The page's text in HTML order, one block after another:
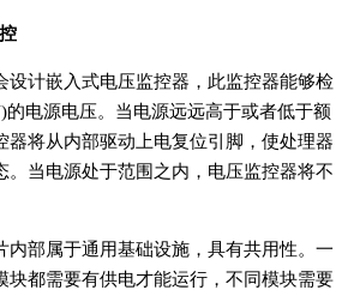
设计嵌入式电压监控器，此监控器能够检
电源电压。当电源远远高于或者低于额
器将从内部驱动上电复位引脚，使处理器
。当电源处于范围之内，电压监控器将不
内部属于通用基础设施，具有共用性。一
块都需要有供电才能运行，不同模块需要